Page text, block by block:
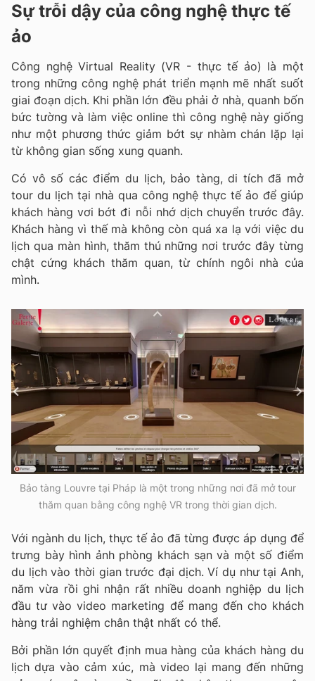
Sự trỗi dậy của công nghệ thực tế
ảo
Công nghệ Virtual Reality (VR - thực tế ảo) là một
trong những công nghệ phát triển mạnh mẽ nhất suốt
giai đoạn dịch. Khi phần lớn đều phải ở nhà, quanh bốn
bức tường và làm việc online thì công nghệ này giống
như một phương thức giảm bớt sự nhàm chán lặp lại
từ không gian sống xung quanh.
Có vô số các điểm du lịch, bảo tàng, di tích đã mở
tour du lịch tại nhà qua công nghệ thực tế ảo để giúp
khách hàng vơi bớt đi nỗi nhớ dịch chuyển trước đây.
Khách hàng vì thế mà không còn quá xa lạ với việc du
lịch qua màn hình, thăm thú những nơi trước đây từng
chật cứng khách thăm quan, từ chính ngôi nhà của
mình.
Bảo tàng Louvre tại Pháp là một trong những nơi đã mở tour
thăm quan bằng công nghệ VR trong thời gian dịch.
Với ngành du lịch, thực tế ảo đã từng được áp dụng để
trưng bày hình ảnh phòng khách sạn và một số điểm
du lịch vào thời gian trước đại dịch. Ví dụ như tại Anh,
năm vừa rồi ghi nhận rất nhiều doanh nghiệp du lịch
đầu tư vào video marketing để mang đến cho khách
hàng trải nghiệm chân thật nhất có thể.
Bởi phần lớn quyết định mua hàng của khách hàng du
lịch dựa vào cảm xúc, mà video lại mang đến những